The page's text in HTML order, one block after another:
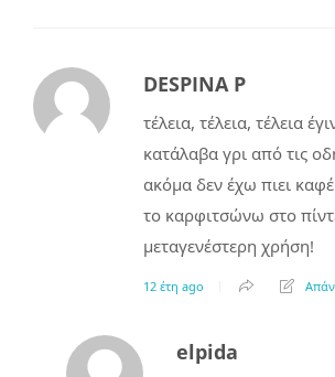
DESPINA P
τέλεια, τέλεια, τέλεια
κατάλαβα γρι από τις
ακόμα δεν έχω πιει
το καρφιτσώνω στο
μεταγενέστερη χρήση!
12 έτη ago
elpida